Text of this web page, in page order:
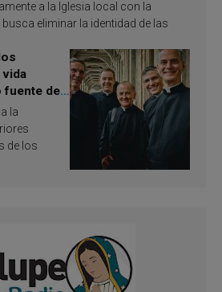
a la Iglesia local con la
eliminar la identidad de las
fuente de
la
de los